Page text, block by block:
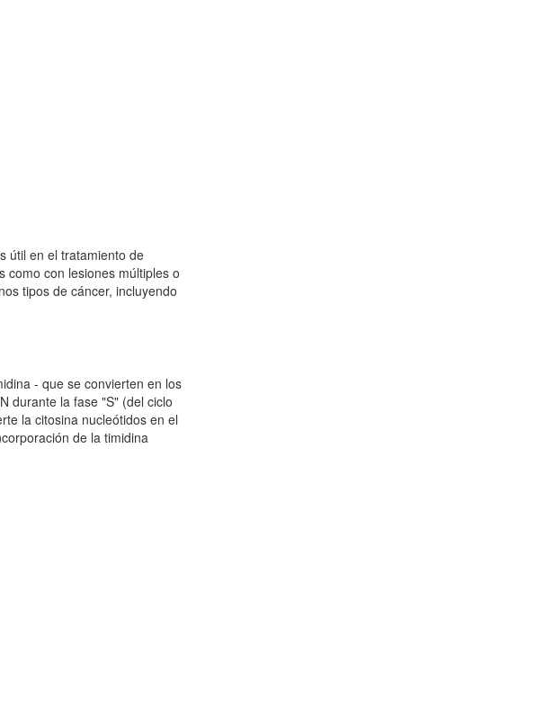
útil en el tratamiento de
como con lesiones múltiples o
tipos de cáncer, incluyendo
- que se convierten en los
durante la fase "S" (del ciclo
la citosina nucleótidos en el
de la timidina